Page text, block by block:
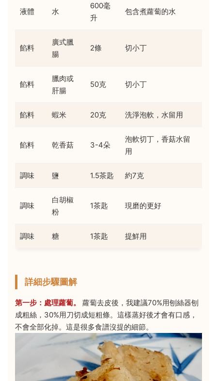
液體 水
600毫
升
包含煮蘿蔔的水
餡料
廣式臘
腸
2條 切小丁
餡料
臘肉或
肝腸
50克 切小丁
餡料 蝦米 20克 洗淨泡軟，水留用
餡料 乾香菇 3-4朵
泡軟切丁，香菇水留
用
調味 鹽 1.5茶匙 約7克
調味
白胡椒
粉
1茶匙 現磨的更好
調味 糖 1茶匙 提鮮用
詳細步驟圖解
第一步：處理蘿蔔。
蘿蔔去皮後，我建議70%用刨絲器刨
成粗絲，30%用刀切成短粗條。這樣蒸好後才會有口感，
不會全部化掉。這是很多食譜沒提的細節。